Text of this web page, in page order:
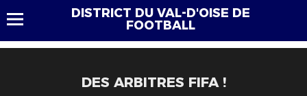
DISTRICT DU VAL-D'OISE DE
FOOTBALL
DES ARBITRES FIFA !